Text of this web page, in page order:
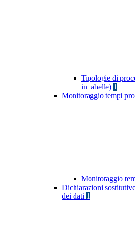
Tipologie di
in tabelle) 1
Monitoraggio tempi
Monitoraggio
Dichiarazioni
dei dati 1